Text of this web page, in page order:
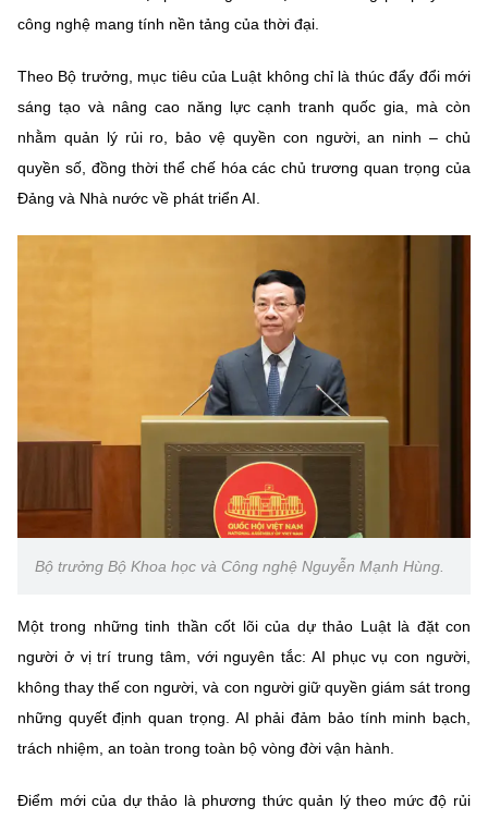
Năng lượng nguyên tử
Tin tổng hợp
Bưu chính, Viễn thông
Sở hữu trí tuệ
THƯ ĐIỆN TỬ
Khác
Infographic
Vietnamese English
BỘ KHOA HỌC VÀ CÔNG NGHỆ
MINISTRY OF SCIENCE AND TECHNOLOGY
Điều khoản sử dụng Theo dõi MST:
Giám đốc Trung tâm Truyền thông Khoa học và Công nghệ.
Liên hệ
Địa chỉ: Ban Biên tập Cổng TTĐT - 18 Nguyễn Du, TP. Hà Nội
Email:
stc@mst.gov.vn
công nghệ mang tính nền tảng của thời đại.
Theo Bộ trưởng, mục tiêu của Luật không chỉ là thúc đẩy đổi mới
sáng tạo và nâng cao năng lực cạnh tranh quốc gia, mà còn
nhằm quản lý rủi ro, bảo vệ quyền con người, an ninh – chủ
quyền số, đồng thời thể chế hóa các chủ trương quan trọng của
Đảng và Nhà nước về phát triển AI.
Bộ trưởng Bộ Khoa học và Công nghệ Nguyễn Mạnh Hùng.
Một trong những tinh thần cốt lõi của dự thảo Luật là đặt con
người ở vị trí trung tâm, với nguyên tắc: AI phục vụ con người,
không thay thế con người, và con người giữ quyền giám sát trong
những quyết định quan trọng. AI phải đảm bảo tính minh bạch,
trách nhiệm, an toàn trong toàn bộ vòng đời vận hành.
Điểm mới của dự thảo là phương thức quản lý theo mức độ rủi